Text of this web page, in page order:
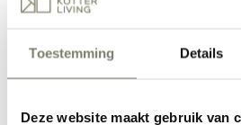
Toestemming Details
Deze website maakt gebruik van